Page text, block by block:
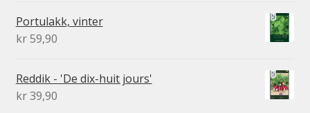
Portulakk, vinter
kr59,90
Reddik - 'De dix-huit jours'
kr39,90